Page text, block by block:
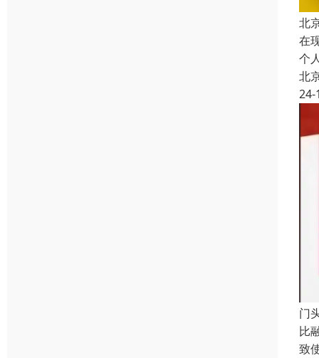
北
在
个
北
24-
门
比
致